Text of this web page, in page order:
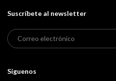
Suscríbete al newsletter
Síguenos